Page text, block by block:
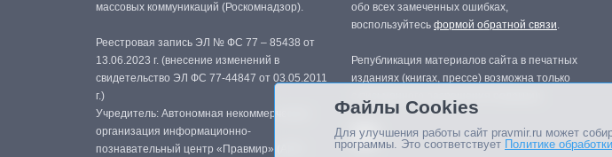
массовых коммуникаций (Роскомнадзор).
Реестровая запись ЭЛ № ФС 77 – 85438 от
13.06.2023 г. (внесение изменений в
свидетельство ЭЛ ФС 77-44847 от 03.05.2011
г.)
Учредитель: Автономная некоммерческая
организация информационно-
познавательный центр «Правмир» (АНО
обо всех замеченных ошибках,
воспользуйтесь формой обратной связи.
Републикация материалов сайта в печатных
изданиях (книгах, прессе) возможна только
Файлы Cookies
Для улучшения работы сайт pravmir.ru может
программы. Это соответствует Политике